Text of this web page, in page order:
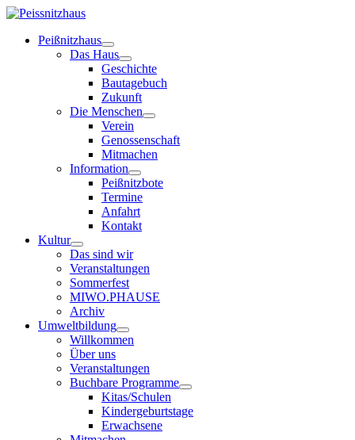
Peißnitzhaus
Das Haus
Geschichte
Bautagebuch
Zukunft
Die Menschen
Verein
Genossenschaft
Mitmachen
Information
Peißnitzbote
Termine
Anfahrt
Kontakt
Kultur
Das sind wir
Veranstaltungen
Sommerfest
MIWO.PHAUSE
Archiv
Umweltbildung
Willkommen
Über uns
Veranstaltungen
Buchbare Programme
Kitas/Schulen
Kindergeburtstage
Erwachsene